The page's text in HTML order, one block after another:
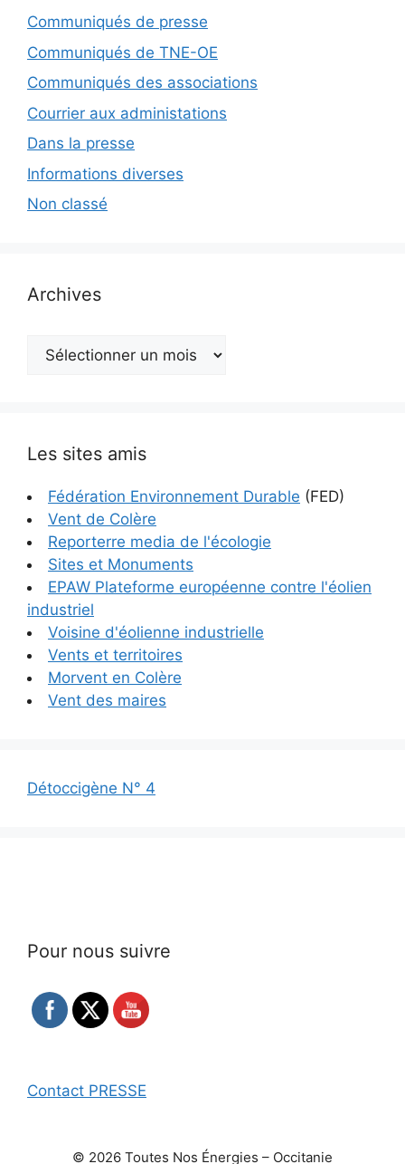
Communiqués de presse
Communiqués de TNE-OE
Communiqués des associations
Courrier aux administations
Dans la presse
Informations diverses
Non classé
Archives
Archives
Les sites amis
Fédération Environnement Durable (FED)
Vent de Colère
Reporterre media de l'écologie
Sites et Monuments
EPAW Plateforme européenne contre l'éolien
industriel
Voisine d'éolienne industrielle
Vents et territoires
Morvent en Colère
Vent des maires
Détoccigène N° 4
Pour nous suivre
Contact PRESSE
© 2026 Toutes Nos Énergies – Occitanie